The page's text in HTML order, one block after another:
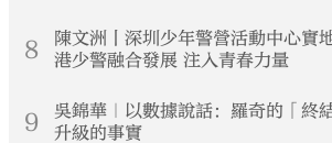
8
陳文洲丨深圳少年警營活動中心
港少警融合發展 注入青春力量
9
吳錦華｜以數據說話：羅奇的「終
升級的事實